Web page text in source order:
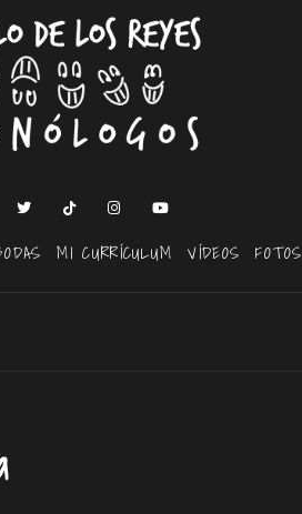
MI CURRÍCULUM VÍDEOS FOTOS